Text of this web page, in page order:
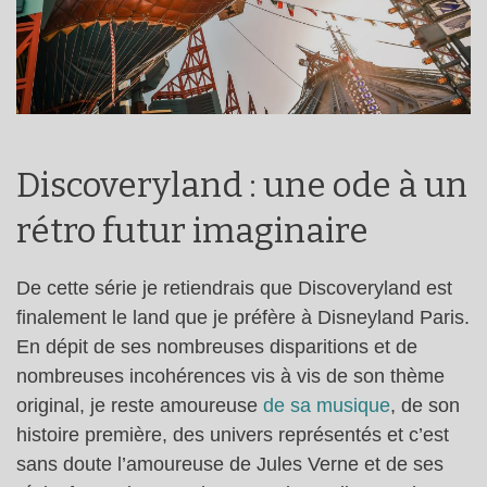
Discoveryland : une ode à un
rétro futur imaginaire
De cette série je retiendrais que Discoveryland est
finalement le land que je préfère à Disneyland Paris.
En dépit de ses nombreuses disparitions et de
nombreuses incohérences vis à vis de son thème
original, je reste amoureuse de sa musique, de son
histoire première, des univers représentés et c’est
sans doute l’amoureuse de Jules Verne et de ses